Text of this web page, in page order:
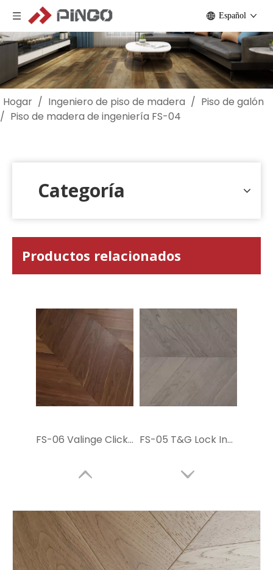
Español
Hogar / Ingeniero de piso de madera / Piso de galón
/ Piso de madera de ingeniería FS-04
Categoría
Productos relacionados
FS-06 Valinge Click Engineer Wood Floor FS-05 T&G Lock Ingeniero de madera